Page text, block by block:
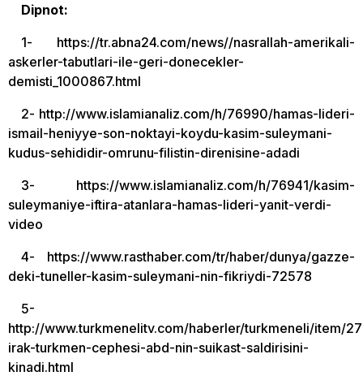
Dipnot:
1- https://tr.abna24.com/news//nasrallah-amerikali-
askerler-tabutlari-ile-geri-donecekler-
demisti_1000867.html
2- http://www.islamianaliz.com/h/76990/hamas-lideri-
ismail-heniyye-son-noktayi-koydu-kasim-suleymani-
kudus-sehididir-omrunu-filistin-direnisine-adadi
3- https://www.islamianaliz.com/h/76941/kasim-
suleymaniye-iftira-atanlara-hamas-lideri-yanit-verdi-
video
4- https://www.rasthaber.com/tr/haber/dunya/gazze-
deki-tuneller-kasim-suleymani-nin-fikriydi-72578
5-
http://www.turkmenelitv.com/haberler/turkmeneli/item/
irak-turkmen-cephesi-abd-nin-suikast-saldirisini-
kinadi.html